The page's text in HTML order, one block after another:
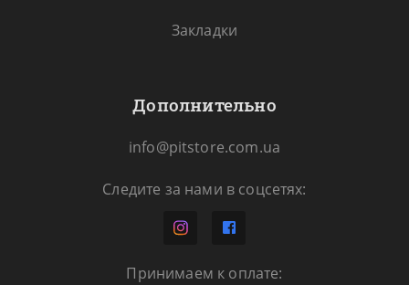
Закладки
Дополнительно
info@pitstore.com.ua
Следите за нами в соцсетях:
Принимаем к оплате: